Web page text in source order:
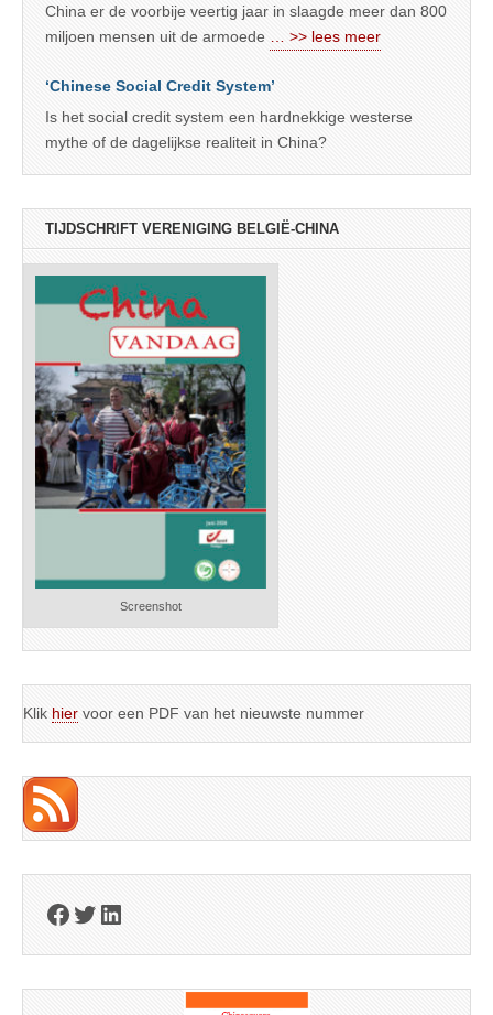
China er de voorbije veertig jaar in slaagde meer dan 800
miljoen mensen uit de armoede
… >> lees meer
‘Chinese Social Credit System’
Is het social credit system een hardnekkige westerse
mythe of de dagelijkse realiteit in China?
TIJDSCHRIFT VERENIGING BELGIË-CHINA
Screenshot
Klik hier voor een PDF van het nieuwste nummer
Facebook
Twitter
LinkedIn